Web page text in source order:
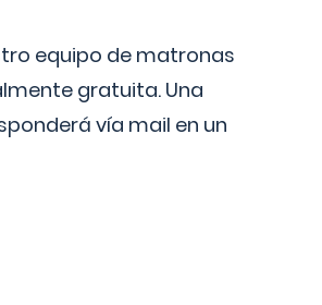
equipo de matronas
gratuita. Una
vía mail en un